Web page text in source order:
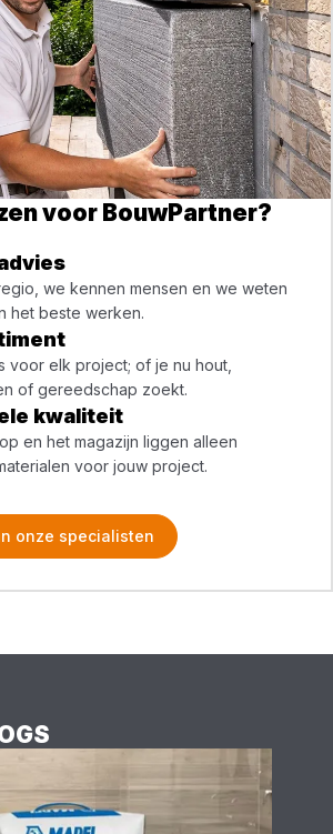
voor BouwPartner?
we kennen mensen en we weten
het beste werken.
voor elk project; of je nu hout,
of gereedschap zoekt.
kwaliteit
en het magazijn liggen alleen
voor jouw project.
onze specialisten